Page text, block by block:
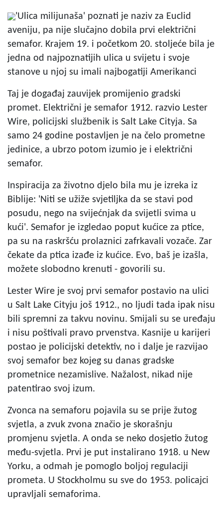
'Ulica milijunaša' poznati je naziv za Euclid
aveniju, pa nije slučajno dobila prvi električni
semafor. Krajem 19. i početkom 20. stoljeće bila je
jedna od najpoznatijih ulica u svijetu i svoje
stanove u njoj su imali najbogatiji Amerikanci
Taj je događaj zauvijek promijenio gradski
promet. Električni je semafor 1912. razvio Lester
Wire, policijski službenik is Salt Lake Cityja. Sa
samo 24 godine postavljen je na čelo prometne
jedinice, a ubrzo potom izumio je i električni
semafor.
Inspiracija za životno djelo bila mu je izreka iz
Biblije: 'Niti se užiže svjetiljka da se stavi pod
posudu, nego na svijećnjak da svijetli svima u
kući'. Semafor je izgledao poput kućice za ptice,
pa su na raskršću prolaznici zafrkavali vozače. Zar
čekate da ptica izađe iz kućice. Evo, baš je izašla,
možete slobodno krenuti - govorili su.
Lester Wire je svoj prvi semafor postavio na ulici
u Salt Lake Cityju još 1912., no ljudi tada ipak nisu
bili spremni za takvu novinu. Smijali su se uređaju
i nisu poštivali pravo prvenstva. Kasnije u karijeri
postao je policijski detektiv, no i dalje je razvijao
svoj semafor bez kojeg su danas gradske
prometnice nezamislive. Nažalost, nikad nije
patentirao svoj izum.
Zvonca na semaforu pojavila su se prije žutog
svjetla, a zvuk zvona značio je skorašnju
promjenu svjetla. A onda se neko dosjetio žutog
među-svjetla. Prvi je put instalirano 1918. u New
Yorku, a odmah je pomoglo boljoj regulaciji
prometa. U Stockholmu su sve do 1953. policajci
upravljali semaforima.